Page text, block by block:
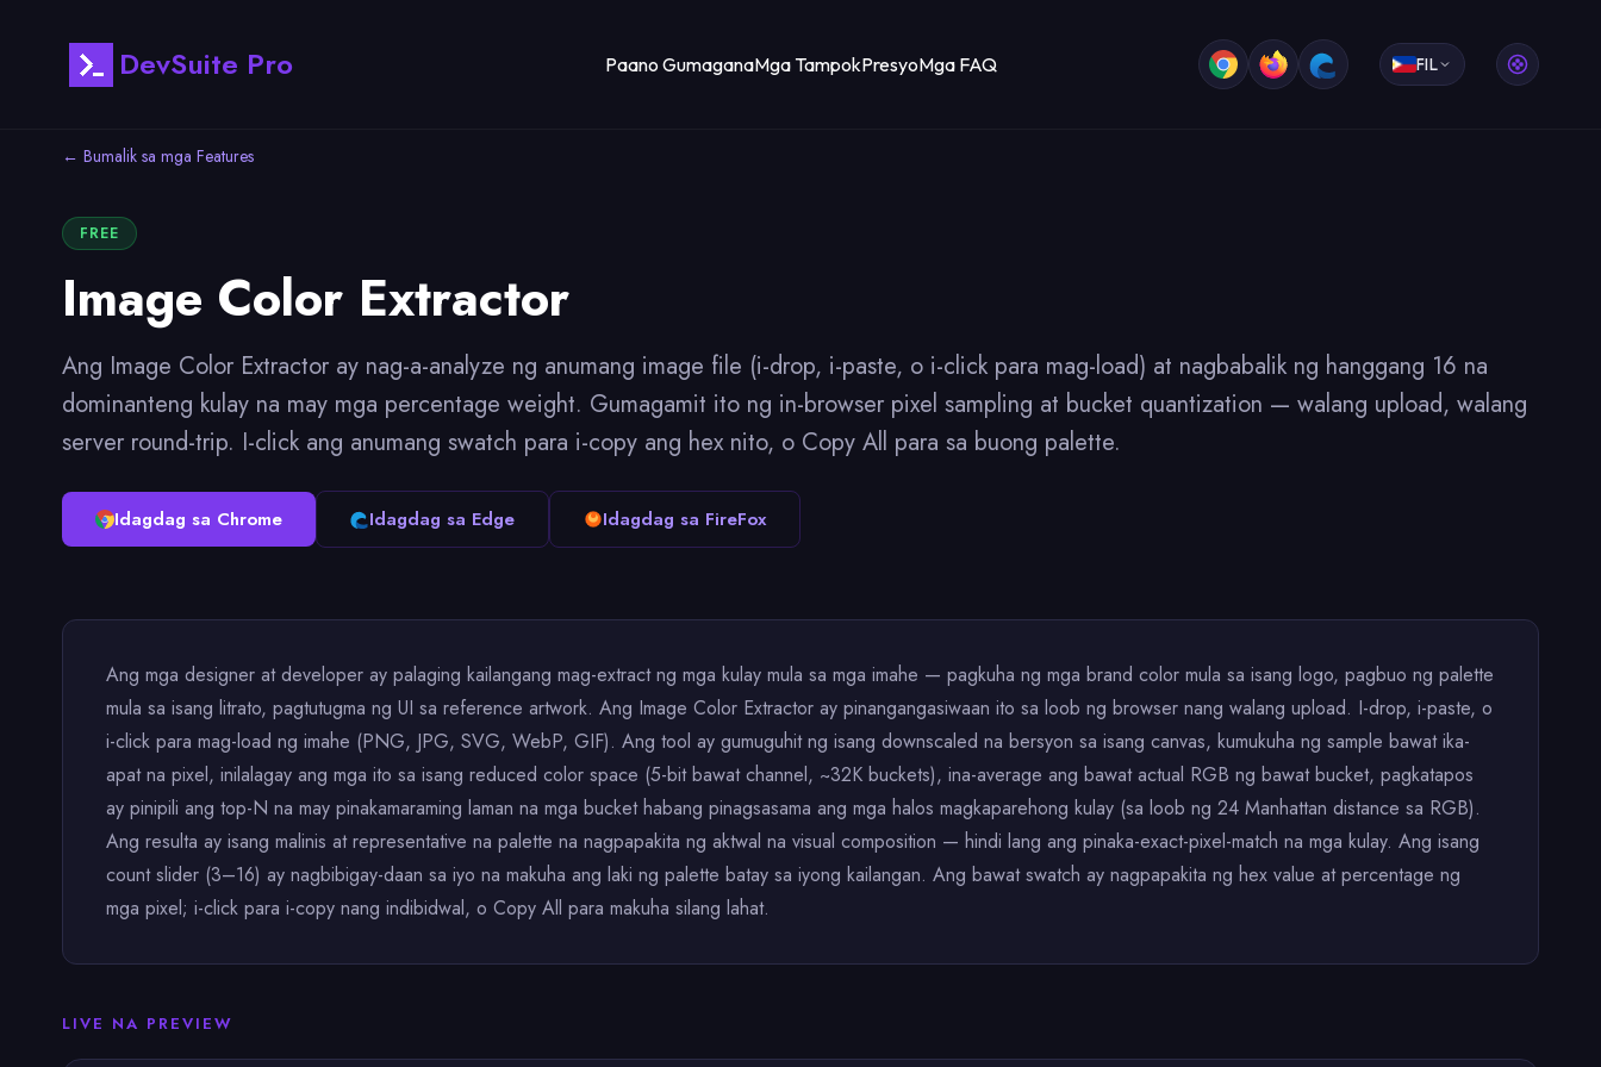
DevSuite Pro Paano GumaganaMga TampokPresyoMga FAQ FIL
← Bumalik sa mga Features
FREE
Image Color Extractor
Ang Image Color Extractor ay nag-a-analyze ng anumang image file (i-drop, i-paste, o i-click para mag-load) at nagbabalik ng hanggang 16 na
dominanteng kulay na may mga percentage weight. Gumagamit ito ng in-browser pixel sampling at bucket quantization — walang upload, walang
server round-trip. I-click ang anumang swatch para i-copy ang hex nito, o Copy All para sa buong palette.
Idagdag sa Chrome Idagdag sa Edge Idagdag sa FireFox
Ang mga designer at developer ay palaging kailangang mag-extract ng mga kulay mula sa mga imahe — pagkuha ng mga brand color mula sa isang logo, pagbuo ng palette
mula sa isang litrato, pagtutugma ng UI sa reference artwork. Ang Image Color Extractor ay pinangangasiwaan ito sa loob ng browser nang walang upload. I-drop, i-paste, o
i-click para mag-load ng imahe (PNG, JPG, SVG, WebP, GIF). Ang tool ay gumuguhit ng isang downscaled na bersyon sa isang canvas, kumukuha ng sample bawat ika-
apat na pixel, inilalagay ang mga ito sa isang reduced color space (5-bit bawat channel, ~32K buckets), ina-average ang bawat actual RGB ng bawat bucket, pagkatapos
ay pinipili ang top-N na may pinakamaraming laman na mga bucket habang pinagsasama ang mga halos magkaparehong kulay (sa loob ng 24 Manhattan distance sa RGB).
Ang resulta ay isang malinis at representative na palette na nagpapakita ng aktwal na visual composition — hindi lang ang pinaka-exact-pixel-match na mga kulay. Ang isang
count slider (3–16) ay nagbibigay-daan sa iyo na makuha ang laki ng palette batay sa iyong kailangan. Ang bawat swatch ay nagpapakita ng hex value at percentage ng
mga pixel; i-click para i-copy nang indibidwal, o Copy All para makuha silang lahat.
LIVE NA PREVIEW